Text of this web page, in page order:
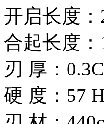
开启长度：
合起长度：
刃 厚：
硬 度：57